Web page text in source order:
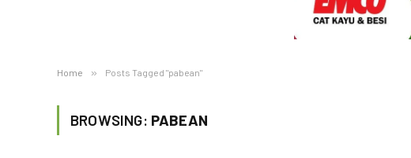
Home » Posts Tagged "pabean"
BROWSING: PABEAN